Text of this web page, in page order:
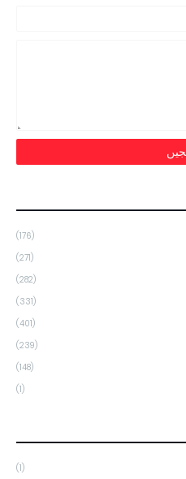
(176)
(271)
(282)
(331)
(401)
(239)
(148)
(1)
(1)